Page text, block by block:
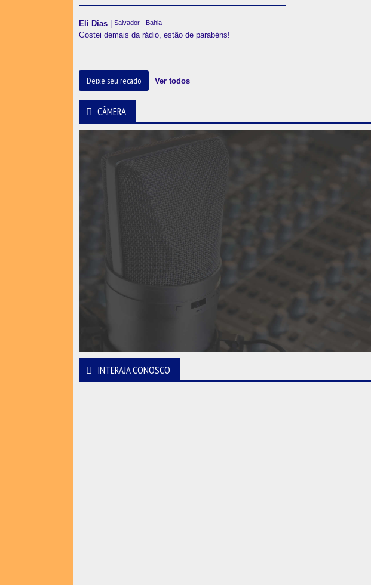
Eli Dias | Salvador - Bahia
Gostei demais da rádio, estão de parabéns!
Deixe seu recado Ver todos
CÂMERA
INTERAJA CONOSCO